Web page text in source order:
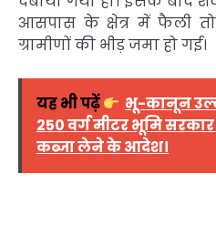
आसपास के क्षेत्र में फैली
ग्रामीणों की भीड़ जमा हो गई।
यह भी पढ़ें
भू-कानून
250 वर्ग मीटर भूमि
कब्जा लेने के आदेश।